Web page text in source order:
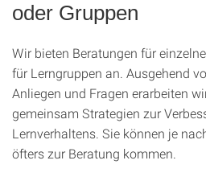
oder Gruppen
Wir bieten Beratungen für
für Lerngruppen an. Ausgehend
Anliegen und Fragen erarbeiten
gemeinsam Strategien zur
Lernverhaltens. Sie können je
öfters zur Beratung kommen.